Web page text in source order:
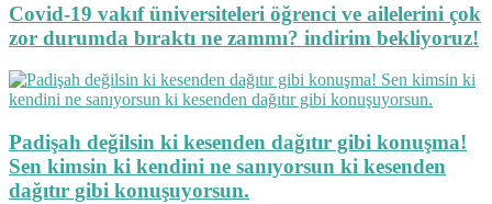
Covid-19 vakıf üniversiteleri öğrenci ve ailelerini çok
zor durumda bıraktı ne zammı? indirim bekliyoruz!
Padişah değilsin ki kesenden dağıtır gibi konuşma!
Sen kimsin ki kendini ne sanıyorsun ki kesenden
dağıtır gibi konuşuyorsun.